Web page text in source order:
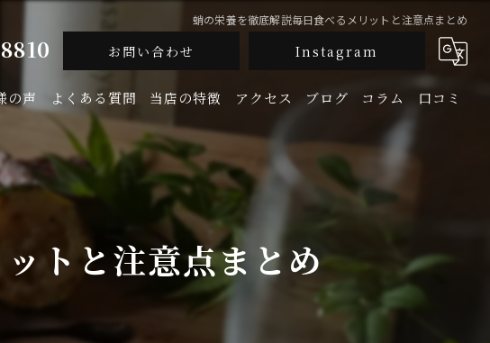
蛸の栄養を徹底解説毎日食べるメリットと注意点まとめ
お問い合わせ Instagram
の声 よくある質問 当店の特徴
釜飯
生牡蠣
鮮魚
地酒
アクセス ブログ コラム 口コミ
トと注意点まとめ